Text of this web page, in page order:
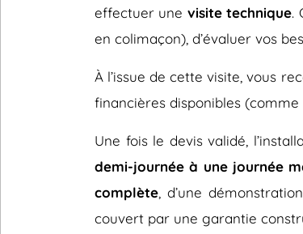
effectuer une visite technique.
en colimaçon), d’évaluer vos
À l’issue de cette visite, vous
financières disponibles (comme
Une fois le devis validé,
demi-journée à une journée
complète , d’une
couvert par une garantie